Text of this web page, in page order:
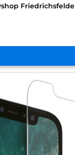
Friedrichsfelde